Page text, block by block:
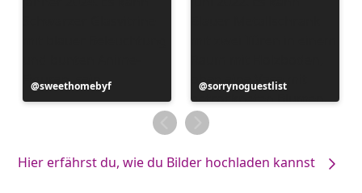
Beitrag
veröffentlicht
sweethomebyf
Beitrag
veröffentlicht
von
sorrynoguestlist
Hier erfährst du, wie du Bilder hochladen kannst